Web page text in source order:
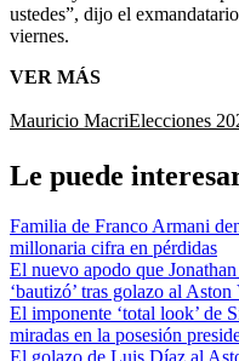
ustedes”, dijo el
viernes.
VER MÁS
Mauricio MacriElecciones
Le puede
Familia de Franco Armani
millonaria cifra en pérdidas
El nuevo apodo que
‘bautizó’ tras golazo al
El imponente ‘total look’ de
miradas en la posesión